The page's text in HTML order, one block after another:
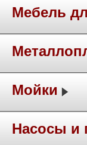
Мебель
Мойки
Насосы и